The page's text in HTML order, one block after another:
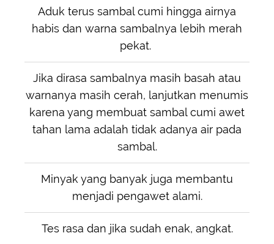
Aduk terus sambal cumi hingga airnya
habis dan warna sambalnya lebih merah
pekat.
Jika dirasa sambalnya masih basah atau
warnanya masih cerah, lanjutkan menumis
karena yang membuat sambal cumi awet
tahan lama adalah tidak adanya air pada
sambal.
Minyak yang banyak juga membantu
menjadi pengawet alami.
Tes rasa dan jika sudah enak, angkat.